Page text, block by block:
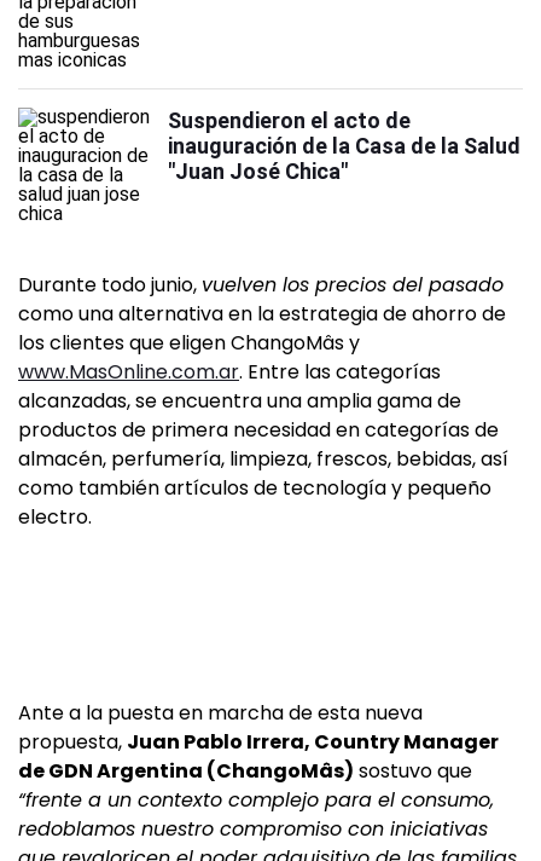
Suspendieron el acto de
inauguración de la Casa de la Salud
"Juan José Chica"
Durante todo junio, vuelven los precios del pasado
como una alternativa en la estrategia de ahorro de
los clientes que eligen ChangoMâs y
www.MasOnline.com.ar. Entre las categorías
alcanzadas, se encuentra una amplia gama de
productos de primera necesidad en categorías de
almacén, perfumería, limpieza, frescos, bebidas, así
como también artículos de tecnología y pequeño
electro.
Ante a la puesta en marcha de esta nueva
propuesta, Juan Pablo Irrera, Country Manager
de GDN Argentina (ChangoMâs) sostuvo que
“frente a un contexto complejo para el consumo,
redoblamos nuestro compromiso con iniciativas